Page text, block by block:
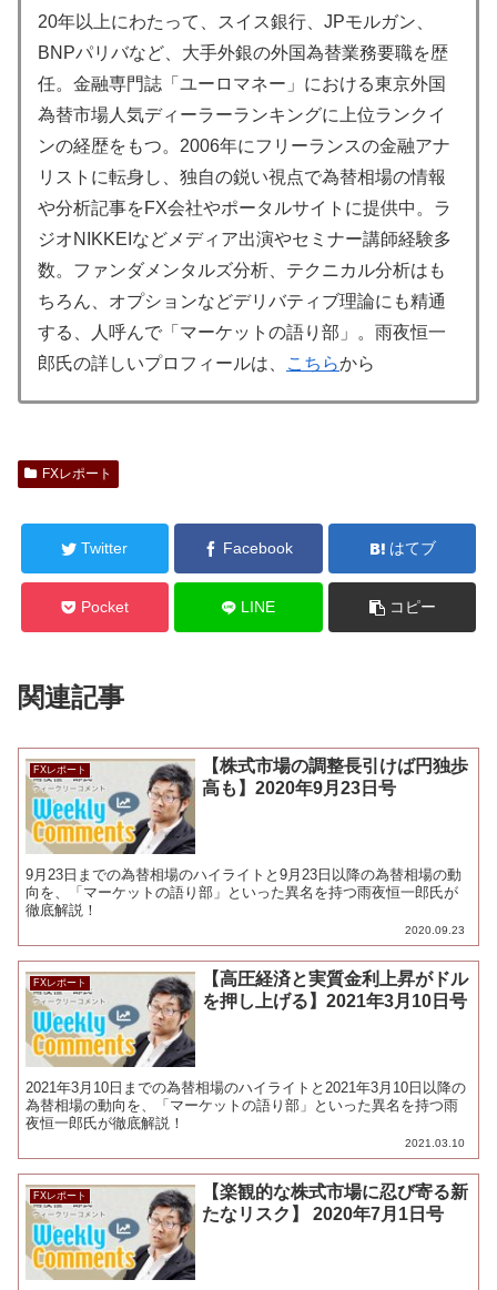
20年以上にわたって、スイス銀行、JPモルガン、
BNPパリバなど、大手外銀の外国為替業務要職を歴
任。金融専門誌「ユーロマネー」における東京外国
為替市場人気ディーラーランキングに上位ランクイ
ンの経歴をもつ。2006年にフリーランスの金融アナ
リストに転身し、独自の鋭い視点で為替相場の情報
や分析記事をFX会社やポータルサイトに提供中。ラ
ジオNIKKEIなどメディア出演やセミナー講師経験多
数。ファンダメンタルズ分析、テクニカル分析はも
ちろん、オプションなどデリバティブ理論にも精通
する、人呼んで「マーケットの語り部」。雨夜恒一
郎氏の詳しいプロフィールは、
こちらから
FXレポート
Twitter Facebook はてブ
Pocket LINE コピー
関連記事
FXレポート
【株式市場の調整長引けば円独歩
高も】2020年9月23日号
9月23日までの為替相場のハイライトと9月23日以降の為替相場の動
向を、「マーケットの語り部」といった異名を持つ雨夜恒一郎氏が
徹底解説！
2020.09.23
FXレポート
【高圧経済と実質金利上昇がドル
を押し上げる】2021年3月10日号
2021年3月10日までの為替相場のハイライトと2021年3月10日以降の
為替相場の動向を、「マーケットの語り部」といった異名を持つ雨
夜恒一郎氏が徹底解説！
2021.03.10
FXレポート
【楽観的な株式市場に忍び寄る新
たなリスク】 2020年7月1日号